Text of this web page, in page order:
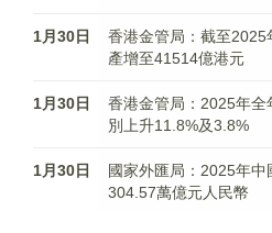
1月30日
香港金管局：截至
產增至41514億港元
1月30日
香港金管局：2025年
別上升11.8%及3.8%
1月30日
國家外匯局：2025年
304.57萬億元人民幣